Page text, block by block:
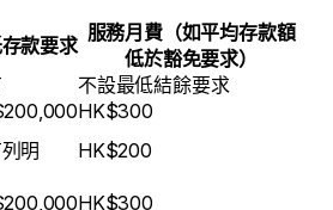
款要求
服務月費（如平均存款額
低於豁免要求）
不設最低結餘要求
HK$300
明
HK$200
HK$300